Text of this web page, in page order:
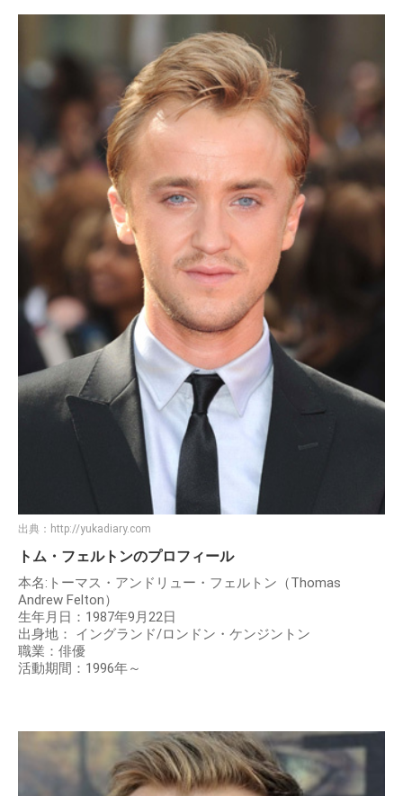
出典： http://yukadiary.com
トム・フェルトンのプロフィール
本名:トーマス・アンドリュー・フェルトン（Thomas
Andrew Felton）
生年月日：1987年9月22日
出身地： イングランド/ロンドン・ケンジントン
職業：俳優
活動期間：1996年～